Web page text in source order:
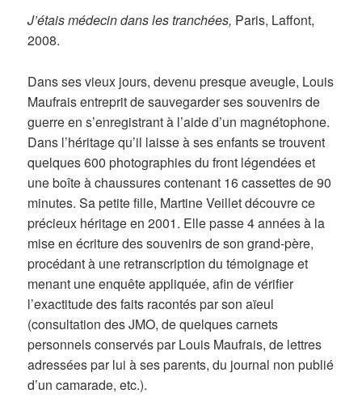
J’étais médecin dans les tranchées, Paris, Laffont,
2008.
Dans ses vieux jours, devenu presque aveugle, Louis
Maufrais entreprit de sauvegarder ses souvenirs de
guerre en s’enregistrant à l’aide d’un magnétophone.
Dans l’héritage qu’il laisse à ses enfants se trouvent
quelques 600 photographies du front légendées et
une boîte à chaussures contenant 16 cassettes de 90
minutes. Sa petite fille, Martine Veillet découvre ce
précieux héritage en 2001. Elle passe 4 années à la
mise en écriture des souvenirs de son grand-père,
procédant à une retranscription du témoignage et
menant une enquête appliquée, afin de vérifier
l’exactitude des faits racontés par son aïeul
(consultation des JMO, de quelques carnets
personnels conservés par Louis Maufrais, de lettres
adressées par lui à ses parents, du journal non publié
d’un camarade, etc.).